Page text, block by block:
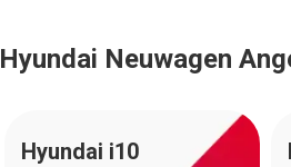
Hyundai Neuwagen
Hyundai i10